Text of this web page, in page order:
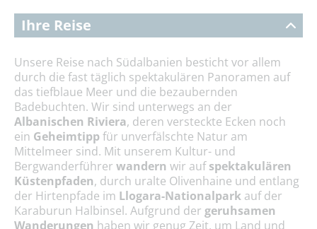
Ihre Reise
Unsere Reise nach Südalbanien besticht vor allem
durch die fast täglich spektakulären Panoramen auf
das tiefblaue Meer und die bezaubernden
Badebuchten. Wir sind unterwegs an der
Albanischen Riviera, deren versteckte Ecken noch
ein Geheimtippfür unverfälschte Natur am
Mittelmeer sind. Mit unserem Kultur- und
Bergwanderführer wandern wir aufspektakulären
Küstenpfaden, durch uralte Olivenhaine und entlang
der Hirtenpfade im Llogara-Nationalpark auf der
Karaburun Halbinsel. Aufgrund der geruhsamen
Wanderungen haben wir genug Zeit, um Land und